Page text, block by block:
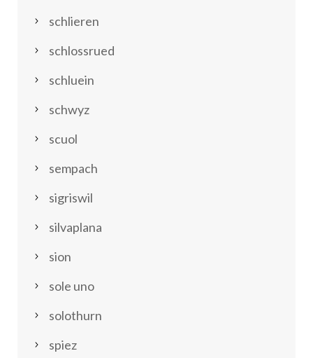
schlieren
schlossrued
schluein
schwyz
scuol
sempach
sigriswil
silvaplana
sion
sole uno
solothurn
spiez